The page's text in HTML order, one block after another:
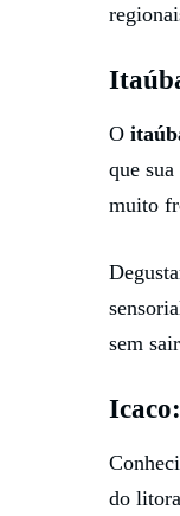
O
que
muito
sem
do